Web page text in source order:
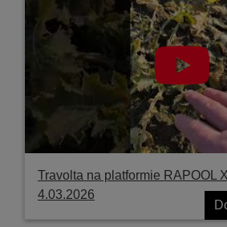
Travolta na platformie RAPOOL
4.03.2026